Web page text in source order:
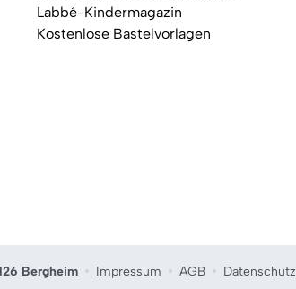
Labbé-Kindermagazin
Kostenlose Bastelvorlagen
Bergheim Impressum AGB Datenschutz